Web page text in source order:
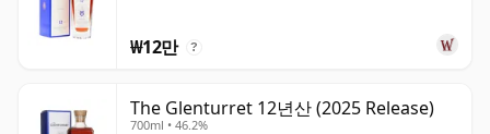
₩12만 ?
The Glenturret 12년산 (2025 Release)
700ml • 46.2%